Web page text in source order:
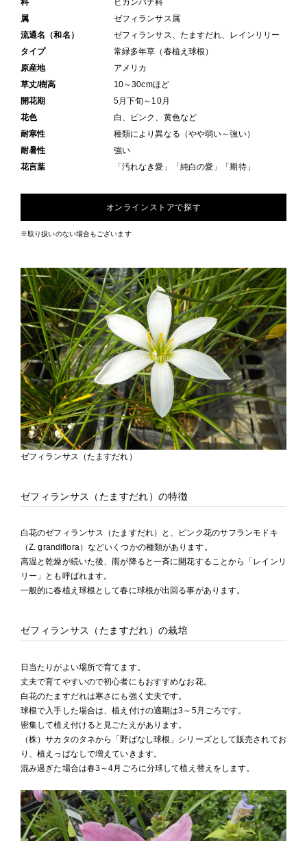
科
ヒガンバナ科
属
ゼフィランサス属
流通名（和名）
ゼフィランサス、たますだれ、レインリリー
タイプ
常緑多年草（春植え球根）
原産地
アメリカ
草丈/樹高
10～30cmほど
開花期
5月下旬～10月
花色
白、ピンク、黄色など
耐寒性
種類により異なる（やや弱い～強い）
耐暑性
強い
花言葉
「汚れなき愛」「純白の愛」「期待」
オンラインストアで探す
※取り扱いのない場合もございます
ゼフィランサス（たますだれ）
ゼフィランサス（たますだれ）の特徴
白花のゼフィランサス（たますだれ）と、ピンク花のサフランモドキ
（Z. grandiflora）などいくつかの種類があります。
高温と乾燥が続いた後、雨が降ると一斉に開花することから「レインリ
リー」とも呼ばれます。
一般的に春植え球根として春に球根が出回る事があります。
ゼフィランサス（たますだれ）の栽培
日当たりがよい場所で育てます。
丈夫で育てやすいので初心者にもおすすめなお花。
白花のたますだれは寒さにも強く丈夫です。
球根で入手した場合は、植え付けの適期は3～5月ごろです。
密集して植え付けると見ごたえがあります。
（株）サカタのタネから「野ばなし球根」シリーズとして販売されてお
り、植えっぱなしで増えていきます。
混み過ぎた場合は春3～4月ごろに分球して植え替えをします。